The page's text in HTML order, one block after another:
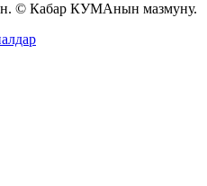
© Кабар КУМАнын мазмуну.